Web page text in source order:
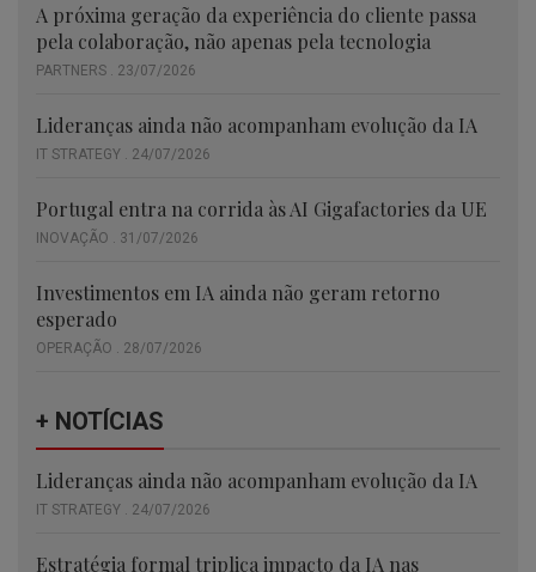
A próxima geração da experiência do cliente passa
pela colaboração, não apenas pela tecnologia
PARTNERS . 23/07/2026
Lideranças ainda não acompanham evolução da IA
IT STRATEGY . 24/07/2026
Portugal entra na corrida às AI Gigafactories da UE
INOVAÇÃO . 31/07/2026
Investimentos em IA ainda não geram retorno
esperado
OPERAÇÃO . 28/07/2026
+ NOTÍCIAS
Lideranças ainda não acompanham evolução da IA
IT STRATEGY . 24/07/2026
Estratégia formal triplica impacto da IA nas